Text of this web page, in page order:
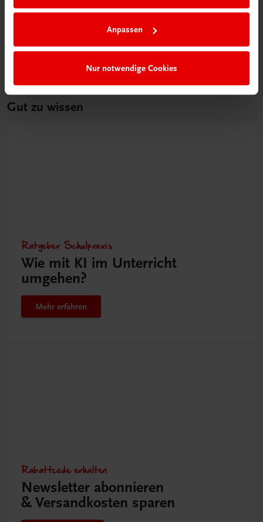
Anpassen
Nur notwendige Cookies
Musterbände bestellen
Gut zu wissen
Ratgeber Schulpraxis
Wie mit KI im Unterricht
umgehen?
Mehr erfahren
Rabattcode erhalten
Newsletter abonnieren
& Versandkosten sparen